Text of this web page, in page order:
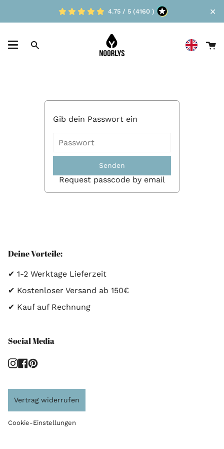
content
4.75 / 5 (4160 ) ✕
Suche
Gib dein Passwort ein
Senden
Request passcode by email
Deine Vorteile:
✔ 1-2 Werktage Lieferzeit
✔ Kostenloser Versand ab 150€
✔ Kauf auf Rechnung
Social Media
Instagram
Facebook
Pinterest
Vertrag widerrufen
Cookie-Einstellungen